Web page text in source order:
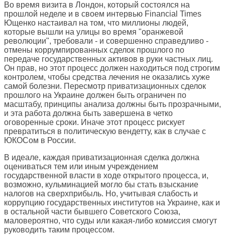
Во время визита в Лондон, который состоялся на
прошлой неделе и в своем интервью Financial Times
Ющенко настаивал на том, что миллионы людей,
которые вышли на улицы во время "оранжевой
революции", требовали - и совершенно справедливо -
отмены коррумпированных сделок прошлого по
передаче государственных активов в руки частных лиц.
Он прав, но этот процесс должен находиться под строгим
контролем, чтобы средства лечения не оказались хуже
самой болезни. Пересмотр приватизационных сделок
прошлого на Украине должен быть ограничен по
масштабу, принципы анализа должны быть прозрачными,
и эта работа должна быть завершена в четко
оговоренные сроки. Иначе этот процесс рискует
превратиться в политическую вендетту, как в случае с
ЮКОСом в России.
В идеале, каждая приватизационная сделка должна
оцениваться тем или иным учреждением
государственной власти в ходе открытого процесса, и,
возможно, кульминацией могло бы стать взыскание
налогов на сверхприбыль. Но, учитывая слабость и
коррупцию государственных институтов на Украине, как и
в остальной части бывшего Советского Союза,
маловероятно, что суды или какая-либо комиссия смогут
руководить таким процессом.